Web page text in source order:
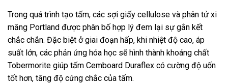
Trong quá trình tạo tấm, các sợi giấy cellulose và phân tử xi
măng Portland được phân bố hợp lý đem lại sự gắn kết
chắc chắn. Đặc biệt ở giai đoạn hấp, khi nhiệt độ cao, áp
suất lớn, các phản ứng hóa học sẽ hình thành khoáng chất
Tobermorite giúp tấm Cemboard Duraflex có cường độ uốn
tốt hơn, tăng độ cứng chắc của tấm.